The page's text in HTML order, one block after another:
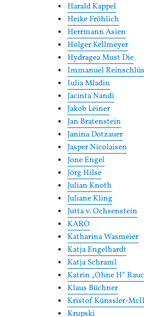
Harald Kappel
Heike Fröhlich
Herrmann Asien
Holger Kellmeyer
Hydragea Must Die
Immanuel
Iulia Mladin
Jacinta Nandi
Jakob Leiner
Jan Bratenstein
Janina Dotzauer
Jasper Nicolaisen
Jone Engel
Jörg Hilse
Julian Knoth
Juliane Kling
Jutta v. Ochsenstein
KARO
Katharina Wasmeier
Katja Engelhardt
Katja Schraml
Katrin „Ohne H“
Klaus Büchner
Kristof Künssler-
Krupski